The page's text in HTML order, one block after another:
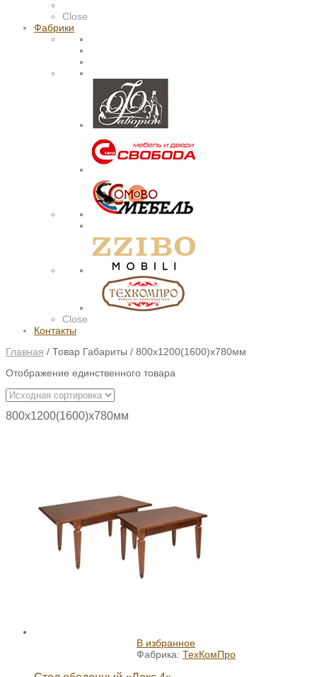
Close
Фабрики
Close
Контакты
Главная / Товар Габариты / 800х1200(1600)х780мм
Отображение единственного товара
800х1200(1600)х780мм
В избранное
Фабрика: ТехКомПро